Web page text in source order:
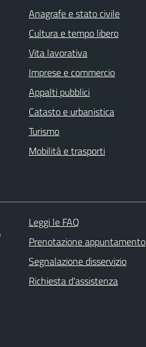
Anagrafe e stato civile
Cultura e tempo libero
Vita lavorativa
Imprese e commercio
Appalti pubblici
Catasto e urbanistica
Turismo
Mobilità e trasporti
Leggi le FAQ
Prenotazione appuntamento
Segnalazione disservizio
Richiesta d'assistenza